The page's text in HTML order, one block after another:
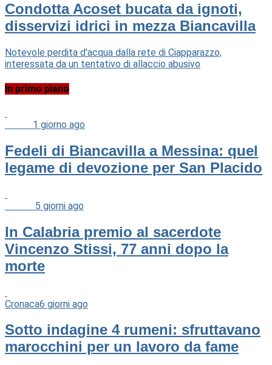
Condotta Acoset bucata da ignoti,
disservizi idrici in mezza Biancavilla
Notevole perdita d'acqua dalla rete di Ciapparazzo,
interessata da un tentativo di allaccio abusivo
In primo piano
1 giorno ago
Fedeli di Biancavilla a Messina: quel
legame di devozione per San Placido
5 giorni ago
In Calabria premio al sacerdote
Vincenzo Stissi, 77 anni dopo la
morte
Cronaca6 giorni ago
Sotto indagine 4 rumeni: sfruttavano
marocchini per un lavoro da fame